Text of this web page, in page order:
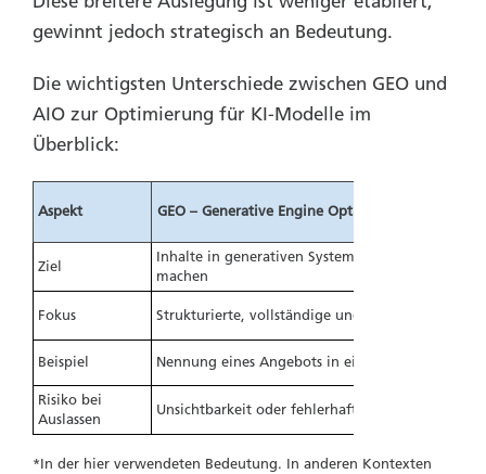
gewinnt jedoch strategisch an Bedeutung.
Die wichtigsten Unterschiede zwischen GEO und
AIO zur Optimierung für KI-Modelle im
Überblick:
Aspekt GEO – Generative Engine Optimization
Ziel
Inhalte in generativen Systemen sichtbar
machen
Fokus Strukturierte, vollständige und klare Inhalte
Beispiel Nennung eines Angebots in einer Antwort
Risiko bei
Auslassen
Unsichtbarkeit oder fehlerhafte Darstellung
*In der hier verwendeten Bedeutung. In anderen Kontexten